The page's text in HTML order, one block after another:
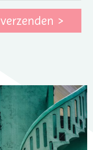
verzenden